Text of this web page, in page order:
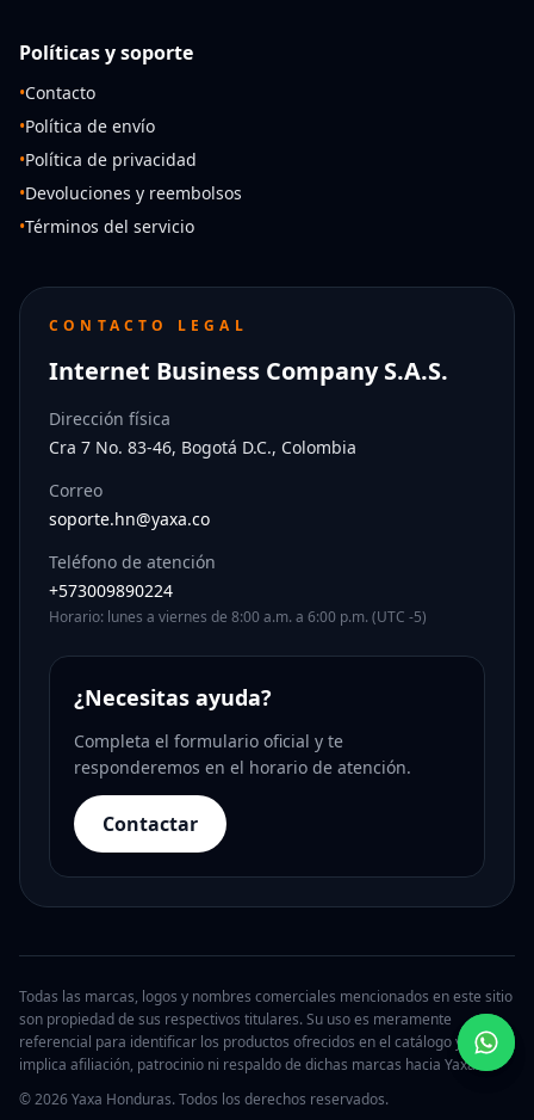
Políticas y soporte
•Contacto
•Política de envío
•Política de privacidad
•Devoluciones y reembolsos
•Términos del servicio
CONTACTO LEGAL
Internet Business Company S.A.S.
Dirección física
Cra 7 No. 83-46, Bogotá D.C., Colombia
Correo
soporte.hn@yaxa.co
Teléfono de atención
+573009890224
Horario: lunes a viernes de 8:00 a.m. a 6:00 p.m. (UTC -5)
¿Necesitas ayuda?
Completa el formulario oficial y te
responderemos en el horario de atención.
Contactar
Todas las marcas, logos y nombres comerciales mencionados en este sitio
son propiedad de sus respectivos titulares. Su uso es meramente
referencial para identificar los productos ofrecidos en el catálogo y no
implica afiliación, patrocinio ni respaldo de dichas marcas hacia Yaxa.
© 2026 Yaxa Honduras. Todos los derechos reservados.